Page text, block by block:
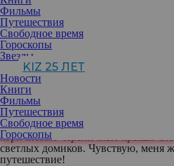
Фильмы
Путешествия
Свободное время
Гороскопы
Звезды
KIZ 25 ЛЕТ
Новости
Книги
Фильмы
Путешествия
Свободное время
Гороскопы
Аэропорт Кальяри, как и
город на юге Сардинии, находится
посадке кажется, еще немного — и
по лазурной глади. Вид из
потрясающий. Цвет воды
сине-фиолетовых до нежных
голубых, растворяющихся в
А дальше темно-зеленые горы,
коричневые черепичные крыши
светлых домиков. Чувствую, меня
путешествие!